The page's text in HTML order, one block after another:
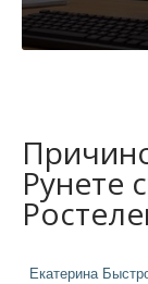
Рунете
Екатерина